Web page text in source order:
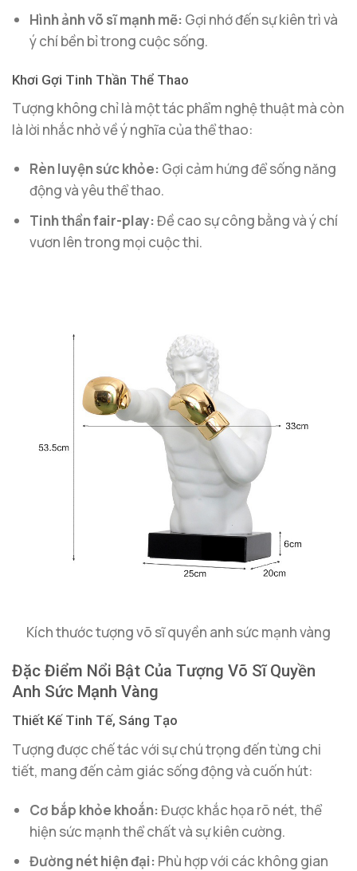
Hình ảnh võ sĩ mạnh mẽ: Gợi nhớ đến sự kiên trì và
ý chí bền bỉ trong cuộc sống.
Khơi Gợi Tinh Thần Thể Thao
Tượng không chỉ là một tác phẩm nghệ thuật mà còn
là lời nhắc nhở về ý nghĩa của thể thao:
Rèn luyện sức khỏe: Gợi cảm hứng để sống năng
động và yêu thể thao.
Tinh thần fair-play:Đề cao sự công bằng và ý chí
vươn lên trong mọi cuộc thi.
Kích thước tượng võ sĩ quyền anh sức mạnh vàng
Đặc Điểm Nổi Bật Của Tượng Võ Sĩ Quyền
Anh Sức Mạnh Vàng
Thiết Kế Tinh Tế, Sáng Tạo
Tượng được chế tác với sự chú trọng đến từng chi
tiết, mang đến cảm giác sống động và cuốn hút:
Cơ bắp khỏe khoắn:Được khắc họa rõ nét, thể
hiện sức mạnh thể chất và sự kiên cường.
Đường nét hiện đại: Phù hợp với các không gian